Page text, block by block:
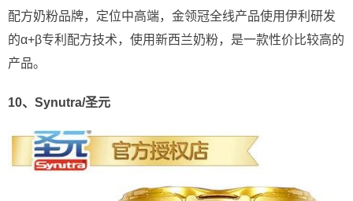
配方奶粉品牌，定位中高端，金领冠全线产品使用伊利研发
的α+β专利配方技术，使用新西兰奶粉，是一款性价比较高的
产品。
10、Synutra/圣元